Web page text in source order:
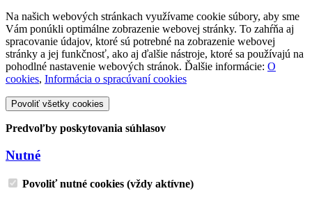
Na našich webových stránkach využívame cookie súbory, aby sme
Vám ponúkli optimálne zobrazenie webovej stránky. To zahŕňa aj
spracovanie údajov, ktoré sú potrebné na zobrazenie webovej
stránky a jej funkčnosť, ako aj ďalšie nástroje, ktoré sa používajú na
pohodlné nastavenie webových stránok. Ďalšie informácie: O
cookies, Informácia o spracúvaní cookies
Povoliť všetky cookies
Predvoľby poskytovania súhlasov
Nutné
Povoliť nutné cookies (vždy aktívne)